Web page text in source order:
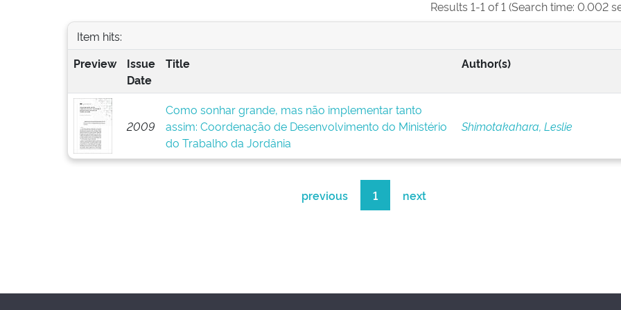
Results 1-1 of 1 (Search time: 0.002
Item hits:
Preview
Issue
Date
Title Author(s)
2009
Como sonhar grande, mas não implementar tanto
assim: Coordenação de Desenvolvimento do Ministério
do Trabalho da Jordânia
Shimotakahara, Leslie
previous 1 next